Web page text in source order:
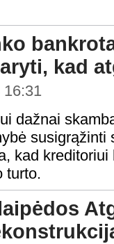
kad
16:31
dažnai
susigrąžinti
kad
turto.